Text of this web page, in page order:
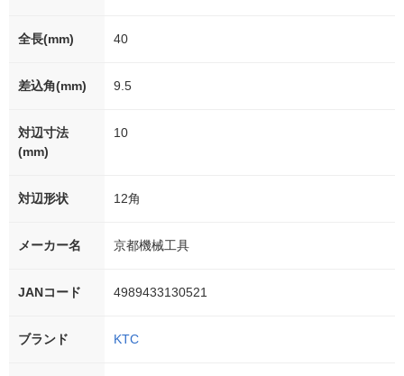
全長(mm) 40
差込角(mm) 9.5
対辺寸法
(mm)
10
対辺形状 12角
メーカー名 京都機械工具
JANコード 4989433130521
ブランド KTC